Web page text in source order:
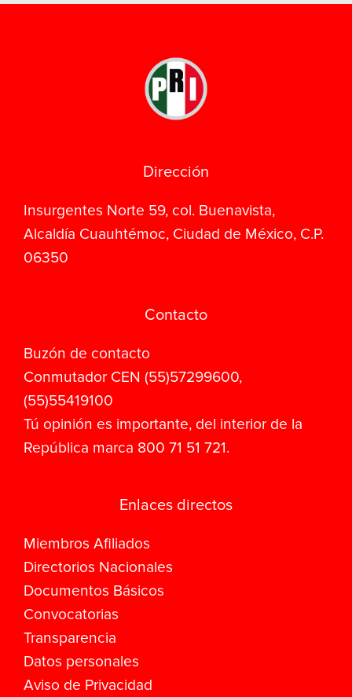
Dirección
Insurgentes Norte 59, col. Buenavista,
Alcaldía Cuauhtémoc, Ciudad de México, C.P.
06350
Contacto
Buzón de contacto
Conmutador CEN (55)57299600,
(55)55419100
Tú opinión es importante, del interior de la
República marca 800 71 51 721.
Enlaces directos
Miembros Afiliados
Directorios Nacionales
Documentos Básicos
Convocatorias
Transparencia
Datos personales
Aviso de Privacidad